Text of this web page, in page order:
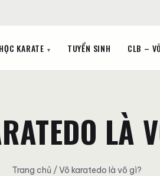
HỌC KARATE TUYỂN SINH CLB –
LÀ
Trang chủ / Võ karatedo là võ gì?